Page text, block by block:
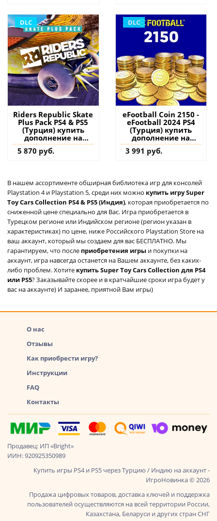
DLC
Riders Republic Skate
Plus Pack PS4 & PS5
(Турция) купить
дополнение на
аккаунт
5 870 руб.
DLC
eFootball Coin 2150 -
eFootball 2024 PS4
(Турция) купить
дополнение на
аккаунт
3 991 руб.
В нашем ассортименте обширная библиотека игр для консолей
Playstation 4 и Playstation 5, среди них можно купить игру Super
Toy Cars Collection PS4 & PS5 (Индия), которая приобретается по
сниженной цене специально для Вас. Игра приобретается в
Турецком регионе или Индийском регионе (регион указан в
характеристиках) по цене, ниже Российского Playstation Store на
ваш аккаунт, который мы создаем для вас БЕСПЛАТНО. Мы
гарантируем, что после приобретения игры и покупки на
аккаунт, игра навсегда останется на Вашем аккаунте, без каких-
либо проблем. Хотите купить Super Toy Cars Collection для PS4
или PS5? Заказывайте скорее и в кратчайшие сроки игра будет у
вас на аккаунте) И заранее, приятной Вам игры)
О нас
Отзывы
Как приобрести игру?
Инструкции
FAQ
Контакты
Продавец: ИП «Bright»
ИИН: 920925350989
Купить игры PS4 и PS5 через Турцию / Индию на аккаунт -
ИгроНовинка © 2026
Продажа цифровых товаров, доставка ключей и поддержка
пользователей осуществляются на всей территории России,
Казахстана, Беларуси и других стран СНГ